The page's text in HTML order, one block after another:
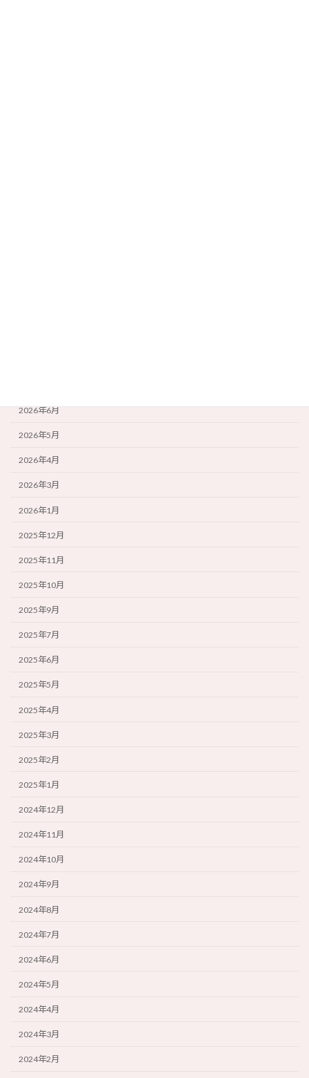
2026年6月
2026年5月
2026年4月
2026年3月
2026年1月
2025年12月
2025年11月
2025年10月
2025年9月
2025年7月
2025年6月
2025年5月
2025年4月
2025年3月
2025年2月
2025年1月
2024年12月
2024年11月
2024年10月
2024年9月
2024年8月
2024年7月
2024年6月
2024年5月
2024年4月
2024年3月
2024年2月